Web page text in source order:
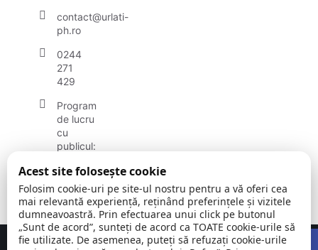
contact@urlati-
ph.ro
0244
271
429
Program
de lucru
cu
publicul:
vineri
08:00 -
16:30
Acest site folosește cookie
Folosim cookie-uri pe site-ul nostru pentru a vă oferi cea
mai relevantă experiență, reținând preferințele și vizitele
dumneavoastră. Prin efectuarea unui click pe butonul
„Sunt de acord”, sunteți de acord ca TOATE cookie-urile să
fie utilizate. De asemenea, puteți să refuzați cookie-urile